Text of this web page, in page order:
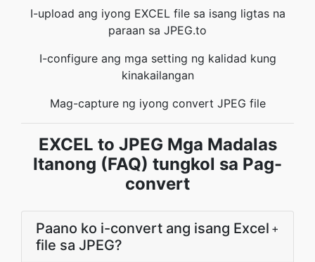
I-upload ang iyong EXCEL file sa isang ligtas na
paraan sa JPEG.to
I-configure ang mga setting ng kalidad kung
kinakailangan
Mag-capture ng iyong convert JPEG file
EXCEL to JPEG Mga Madalas
Itanong (FAQ) tungkol sa Pag-
convert
Paano ko i-convert ang isang Excel
file sa JPEG?
+